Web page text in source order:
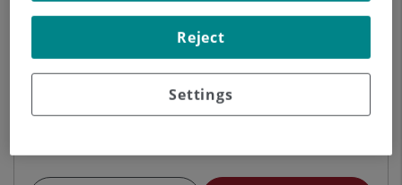
Hospital Universitari Sagrat Cor
Settings
Reject